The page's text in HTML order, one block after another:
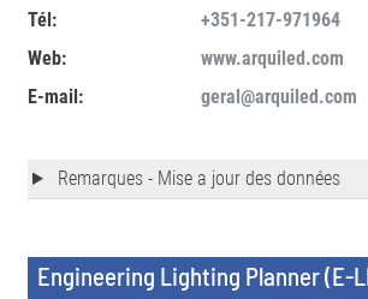
Tél:
+351-217-971964
Web:
www.arquiled.com
E-mail:
geral@arquiled.com
Remarques - Mise a jour des données
Engineering Lighting Planner (E-